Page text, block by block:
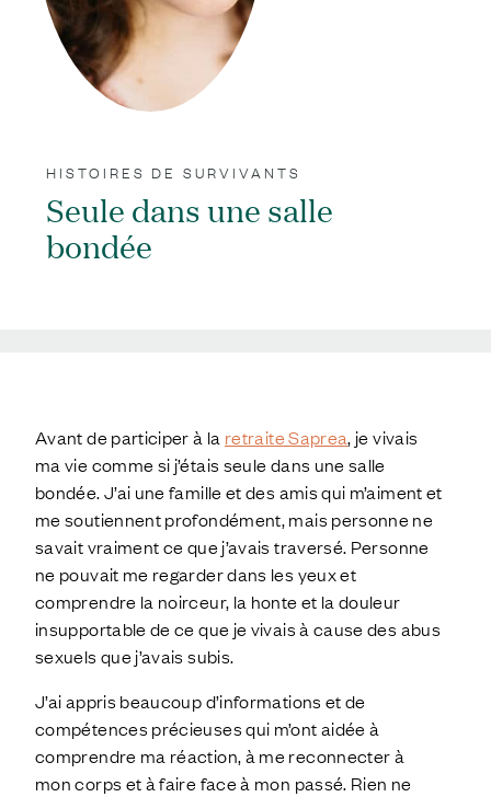
HISTOIRES DE SURVIVANTS
Seule dans une salle
bondée
Avant de participer à la retraite Saprea, je vivais
ma vie comme si j’étais seule dans une salle
bondée. J’ai une famille et des amis qui m’aiment et
me soutiennent profondément, mais personne ne
savait vraiment ce que j’avais traversé. Personne
ne pouvait me regarder dans les yeux et
comprendre la noirceur, la honte et la douleur
insupportable de ce que je vivais à cause des abus
sexuels que j’avais subis.
J’ai appris beaucoup d’informations et de
compétences précieuses qui m’ont aidée à
comprendre ma réaction, à me reconnecter à
mon corps et à faire face à mon passé. Rien ne